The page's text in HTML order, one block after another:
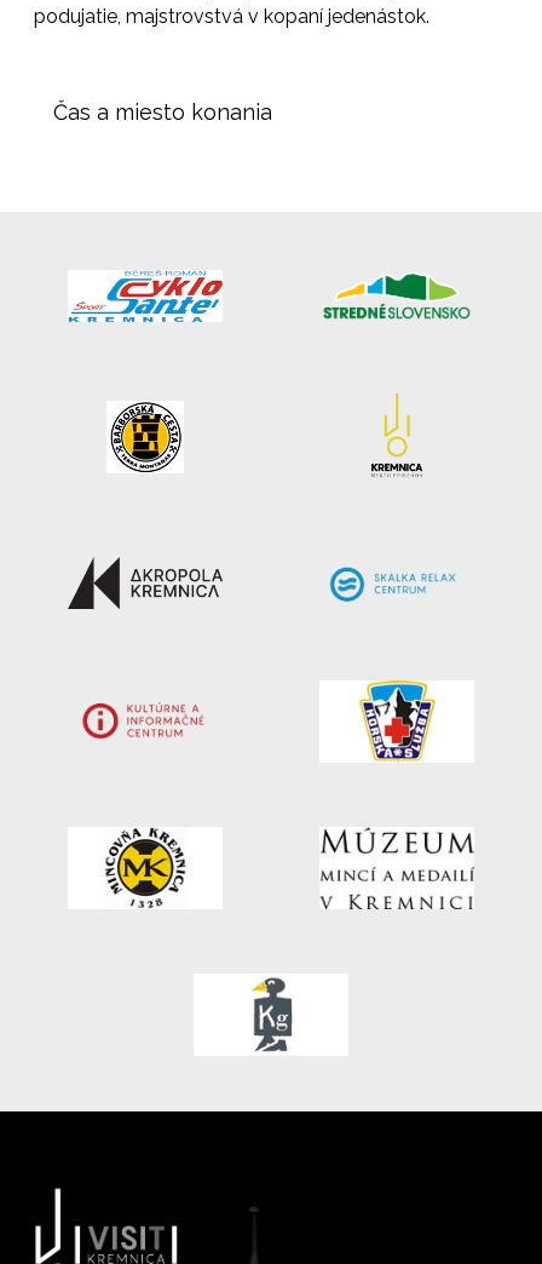
podujatie, majstrovstvá v kopaní jedenástok.
Čas a miesto konania